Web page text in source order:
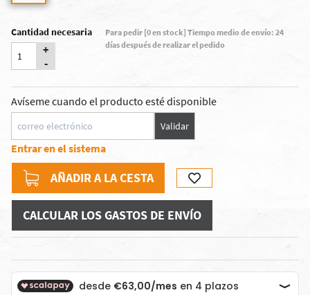
Cantidad necesaria
+
-
Para pedir [0 en stock] Tiempo medio de envío: 24
días después de realizar el pedido
Avíseme cuando el producto esté disponible
Validar
Entrar en el sistema
AÑADIR A LA CESTA
CALCULAR LOS GASTOS DE ENVÍO